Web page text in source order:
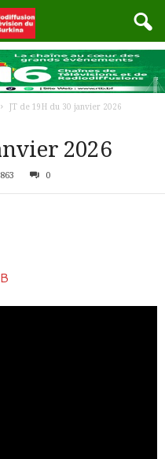
JT de 19H du 30 janvier 2026
2026
863 0